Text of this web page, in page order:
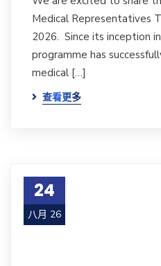
Medical Representatives
2026. Since its inception
programme has
medical […]
查看更多
24
八月 26